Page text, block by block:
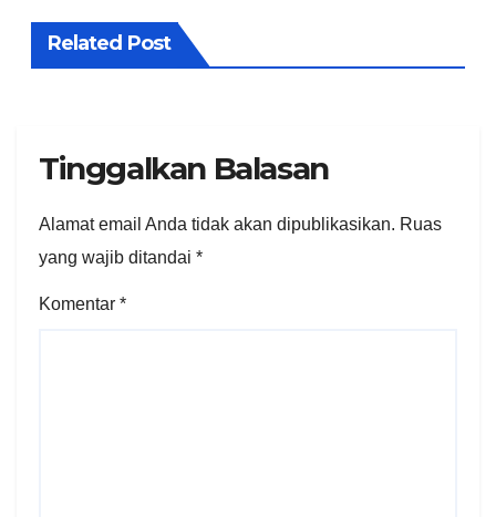
Related Post
Tinggalkan Balasan
Alamat email Anda tidak akan dipublikasikan. Ruas
yang wajib ditandai *
Komentar *